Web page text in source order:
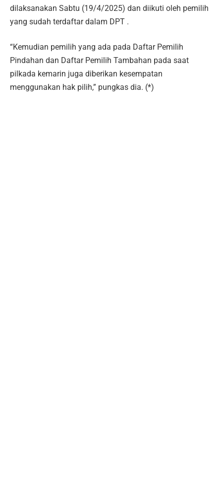
dilaksanakan Sabtu (19/4/2025) dan diikuti oleh pemilih
yang sudah terdaftar dalam DPT .
“Kemudian pemilih yang ada pada Daftar Pemilih
Pindahan dan Daftar Pemilih Tambahan pada saat
pilkada kemarin juga diberikan kesempatan
menggunakan hak pilih,” pungkas dia. (*)